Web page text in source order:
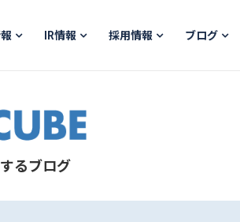
IR情報 採用情報 ブログ
るブログ